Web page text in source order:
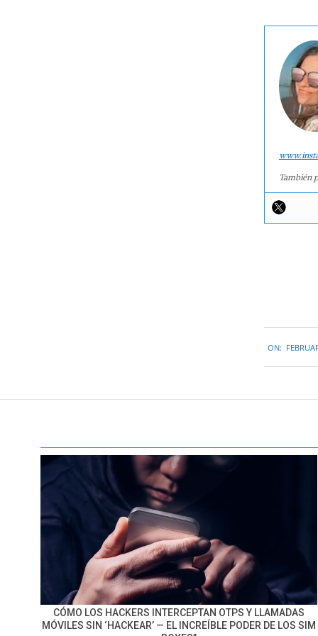
También
02-
16
ON:
CÓMO LOS HACKERS INTERCEPTAN OTPS Y LLAMADAS
MÓVILES SIN ‘HACKEAR’ — EL INCREÍBLE PODER DE LOS SIM